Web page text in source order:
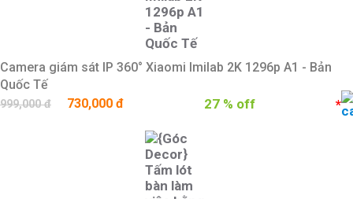
Camera giám sát IP 360° Xiaomi Imilab 2K 1296p A1 - Bản
Quốc Tế
999,000 đ 730,000 đ 27 % off *